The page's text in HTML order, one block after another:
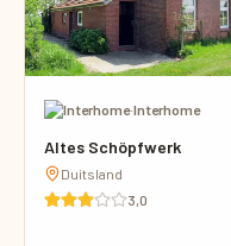
·Interhome
Altes Schöpfwerk
Duitsland
3,0